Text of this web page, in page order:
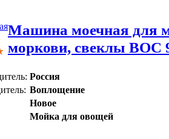
Машина моечная для
моркови, свеклы ВОС
Россия
Воплощение
Новое
Мойка для овощей